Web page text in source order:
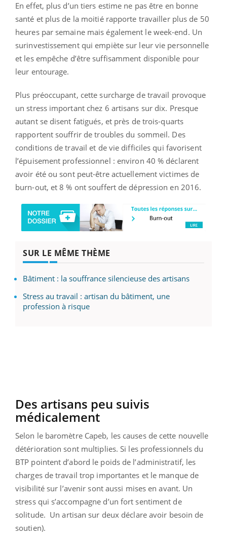
En effet, plus d’un tiers estime ne pas être en bonne
santé et plus de la moitié rapporte travailler plus de 50
heures par semaine mais également le week-end. Un
surinvestissement qui empiète sur leur vie personnelle
et les empêche d’être suffisamment disponible pour
leur entourage.
Plus préoccupant, cette surcharge de travail provoque
un stress important chez 6 artisans sur dix. Presque
autant se disent fatigués, et près de trois-quarts
rapportent souffrir de troubles du sommeil. Des
conditions de travail et de vie difficiles qui favorisent
l’épuisement professionnel : environ 40 % déclarent
avoir été ou sont peut-être actuellement victimes de
burn-out, et 8 % ont souffert de dépression en 2016.
SUR LE MÊME THÈME
Bâtiment : la souffrance silencieuse des artisans
Stress au travail : artisan du bâtiment, une
profession à risque
Des artisans peu suivis
médicalement
Selon le baromètre Capeb, les causes de cette nouvelle
détérioration sont multiplies. Si les professionnels du
BTP pointent d’abord le poids de l’administratif, les
charges de travail trop importantes et le manque de
visibilité sur l’avenir sont aussi mises en avant. Un
stress qui s’accompagne d’un fort sentiment de
solitude. Un artisan sur deux déclare avoir besoin de
soutien).